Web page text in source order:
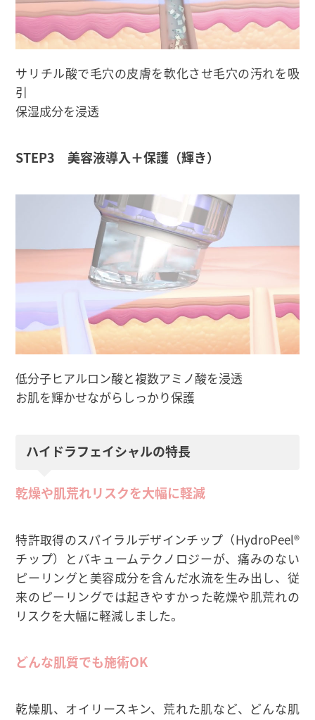
サリチル酸で毛穴の皮膚を軟化させ毛穴の汚れを吸
引
保湿成分を浸透
STEP3 美容液導入＋保護（輝き）
低分子ヒアルロン酸と複数アミノ酸を浸透
お肌を輝かせながらしっかり保護
ハイドラフェイシャルの特長
乾燥や肌荒れリスクを大幅に軽減
特許取得のスパイラルデザインチップ（HydroPeel®
チップ）とバキュームテクノロジーが、痛みのない
ピーリングと美容成分を含んだ水流を生み出し、従
来のピーリングでは起きやすかった乾燥や肌荒れの
リスクを大幅に軽減しました。
どんな肌質でも施術OK
乾燥肌、オイリースキン、荒れた肌など、どんな肌